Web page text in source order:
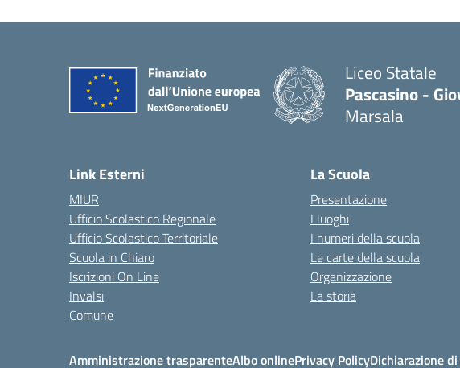
Liceo Statale
Pascasino -
Marsala
Link Esterni
MIUR
Ufficio Scolastico Regionale
Ufficio Scolastico Territoriale
Scuola in Chiaro
Iscrizioni On Line
Invalsi
Comune
La Scuola
Presentazione
I luoghi
I numeri della scuola
Le carte della scuola
Organizzazione
La storia
Amministrazione trasparenteAlbo onlinePrivacy PolicyDichiarazione